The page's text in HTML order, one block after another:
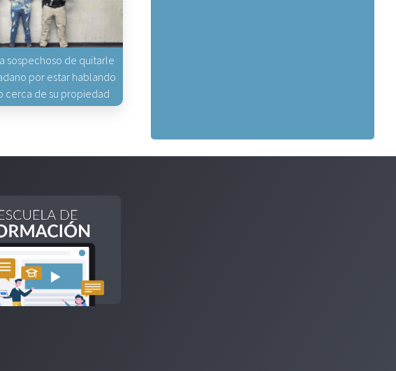
sospechoso de quitarle
por estar hablando
cerca de su propiedad